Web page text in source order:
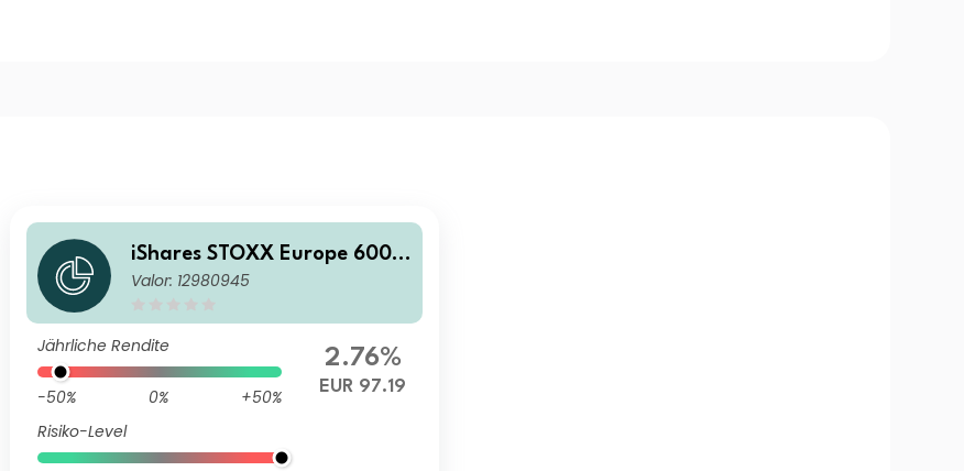
iShares STOXX Europe 600 T
echnology UCITS ETF (DE) E
Valor: 12980945
Jährliche Rendite
-50% 0%
+50%
Risiko-Level
2.76%
EUR 97.19